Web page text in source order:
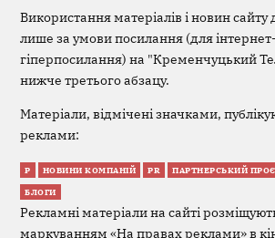
Використання матеріалів і новин сайту
лише за умови посилання (для
гіперпосилання) на "Кременчуцький
нижче третього абзацу.
Матеріали, відмічені значками,
реклами:
Р НОВИНИ КОМПАНІЙ PR ПАРТНЕРСЬКИЙ
БЛОГИ
Рекламні матеріали на сайті
маркуванням «На правах реклами» в